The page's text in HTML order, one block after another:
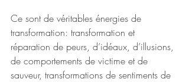
Ce sont de véritables énergies de
transformation: transformation et
réparation de peurs, d’idéaux, d’illusions,
de comportements de victime et de
sauveur, transformations de sentiments de